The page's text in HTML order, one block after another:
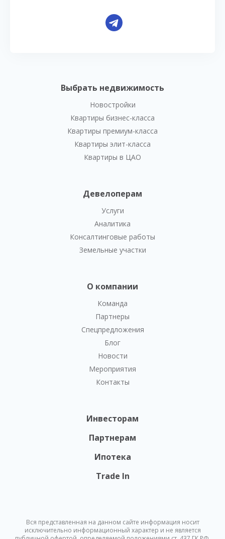
Выбрать недвижимость
Новостройки
Квартиры бизнес-класса
Квартиры премиум-класса
Квартиры элит-класса
Квартиры в ЦАО
Девелоперам
Услуги
Аналитика
Консалтинговые работы
Земельные участки
О компании
Команда
Партнеры
Спецпредложения
Блог
Новости
Мероприятия
Контакты
Инвесторам
Партнерам
Ипотека
Trade In
Вся представленная на данном сайте информация носит
исключительно информационный характер и не является